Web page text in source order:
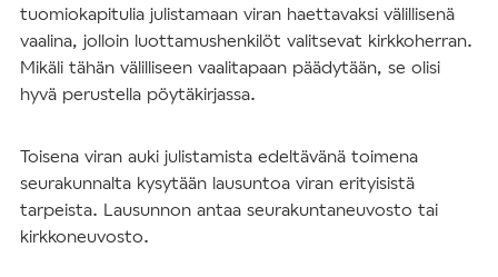
tuomiokapitulia julistamaan viran haettavaksi välillisenä
vaalina, jolloin luottamushenkilöt valitsevat kirkkoherran.
Mikäli tähän välilliseen vaalitapaan päädytään, se olisi
hyvä perustella pöytäkirjassa.
Toisena viran auki julistamista edeltävänä toimena
seurakunnalta kysytään lausuntoa viran erityisistä
tarpeista. Lausunnon antaa seurakuntaneuvosto tai
kirkkoneuvosto.